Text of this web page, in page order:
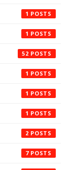
1
1
52
1
1
1
2
7